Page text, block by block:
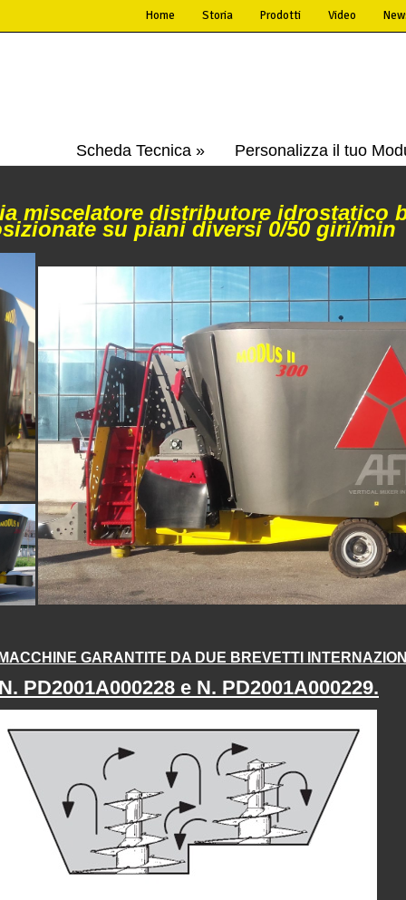
Video
Prodotti
Storia
Home
Scheda Tecnica » Personalizza il tuo
miscelatore distributore idrostatico
su piani diversi 0/50 giri/min
GARANTITE DA DUE BREVETTI
PD2001A000228 e N. PD2001A000229.